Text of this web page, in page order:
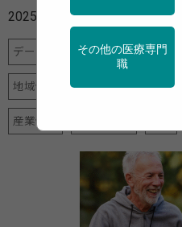
2025年07月28日
データヘルス計画 フレイル・
地域保健 女性の健康 学校
産業保健
その他の医療専門
職